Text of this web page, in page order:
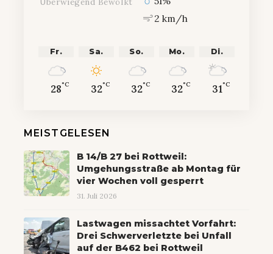
2 km/h
Fr.
28°C
Sa.
32°C
So.
32°C
Mo.
32°C
Di.
31°C
MEISTGELESEN
B 14/B 27 bei Rottweil:
Umgehungsstraße ab Montag für
vier Wochen voll gesperrt
31. Juli 2026
Lastwagen missachtet Vorfahrt:
Drei Schwerverletzte bei Unfall
auf der B462 bei Rottweil